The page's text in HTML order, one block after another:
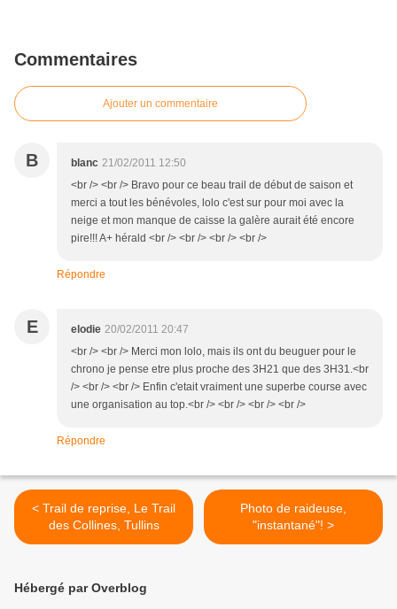
Commentaires
Ajouter un commentaire
B blanc 21/02/2011 12:50
<br /> <br /> Bravo pour ce beau trail de début de saison et
merci a tout les bénévoles, lolo c'est sur pour moi avec la
neige et mon manque de caisse la galère aurait été encore
pire!!! A+ hérald <br /> <br /> <br /> <br />
Répondre
E elodie 20/02/2011 20:47
<br /> <br /> Merci mon lolo, mais ils ont du beuguer pour le
chrono je pense etre plus proche des 3H21 que des 3H31.<br
/> <br /> <br /> Enfin c'etait vraiment une superbe course avec
une organisation au top.<br /> <br /> <br /> <br />
Répondre
< Trail de reprise, Le Trail
des Collines, Tullins
Photo de raideuse,
"instantané"! >
Hébergé par Overblog